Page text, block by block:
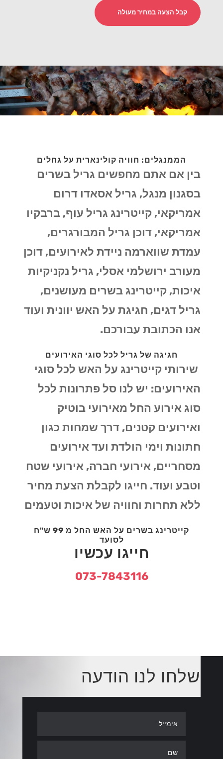
קבל הצעה במחיר מעולה
הממנגלים: חוויה קולינארית על גחלים
בין אם אתם מחפשים גריל בשרים
בסגנון מנגל, גריל אסאדו דרום
אמריקאי, קייטרינג גריל עוף, ברבקיו
אמריקאי, דוכן גריל המבורגרים,
עמדת שווארמה ניידת לאירועים, דוכן
מעורב ירושלמי אסלי, גריל נקניקיות
איכות, קייטרינג בשרים מעושנים,
גריל דגים, חגיגת על האש יוונית ועוד
אנו הכתובת עבורכם.
חגיגה של גריל לכל סוגי האירועים
שירותי קייטרינג על האש לכל סוגי
האירועים: יש לנו סל פתרונות לכל
סוג אירוע החל מאירועי בוטיק
ואירועים קטנים, דרך שמחות כגון
חתונות וימי הולדת ועד אירועים
מסחריים, אירועי חברה, אירועי שטח
וטבע ועוד. חייגו לקבלת הצעת מחיר
ללא תחרות וחוויה של איכות וטעמים
קייטרינג בשרים על האש החל מ 99 ש"ח
לסועד
חייגו עכשיו
073-7843116
שלחו לנו הודעה